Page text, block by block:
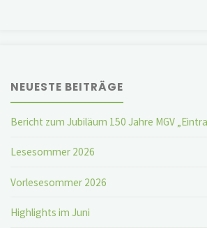
NEUESTE BEITRÄGE
Bericht zum Jubiläum 150 Jahre MGV
Lesesommer 2026
Vorlesesommer 2026
Highlights im Juni